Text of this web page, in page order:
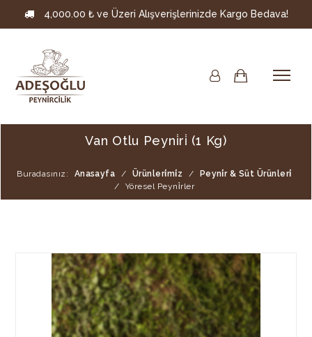
4,000.00 ₺ ve Üzeri Alışverişlerinizde Kargo Bedava!
Van Otlu Peyni̇ri̇ (1 Kg)
Buradasınız: Anasayfa / Ürünleri̇mi̇z /
Peyni̇r & Süt Ürünleri̇
/
Yöresel Peyni̇rler